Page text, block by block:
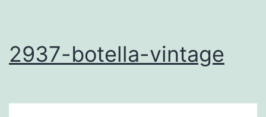
2937-botella-vintage